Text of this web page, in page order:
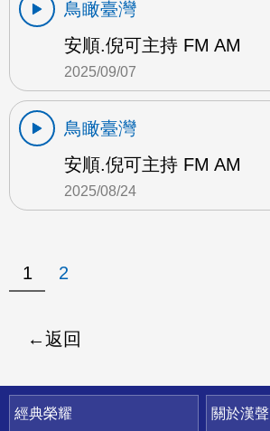
鳥瞰臺灣
安順.倪可主持 FM AM
2025/09/07
鳥瞰臺灣
安順.倪可主持 FM AM
2025/08/24
1 2
返回
快速連結
經典榮耀
關於漢聲